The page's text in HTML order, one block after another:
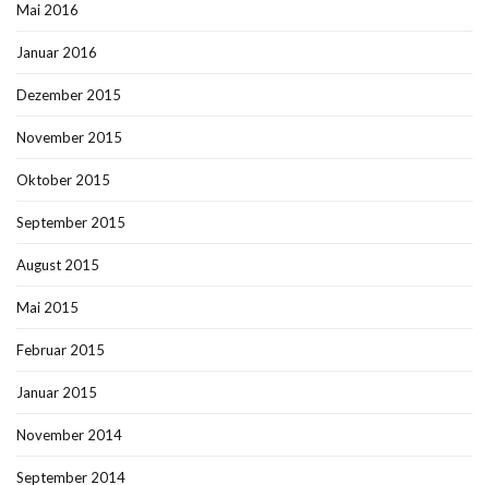
Mai 2016
Januar 2016
Dezember 2015
November 2015
Oktober 2015
September 2015
August 2015
Mai 2015
Februar 2015
Januar 2015
November 2014
September 2014